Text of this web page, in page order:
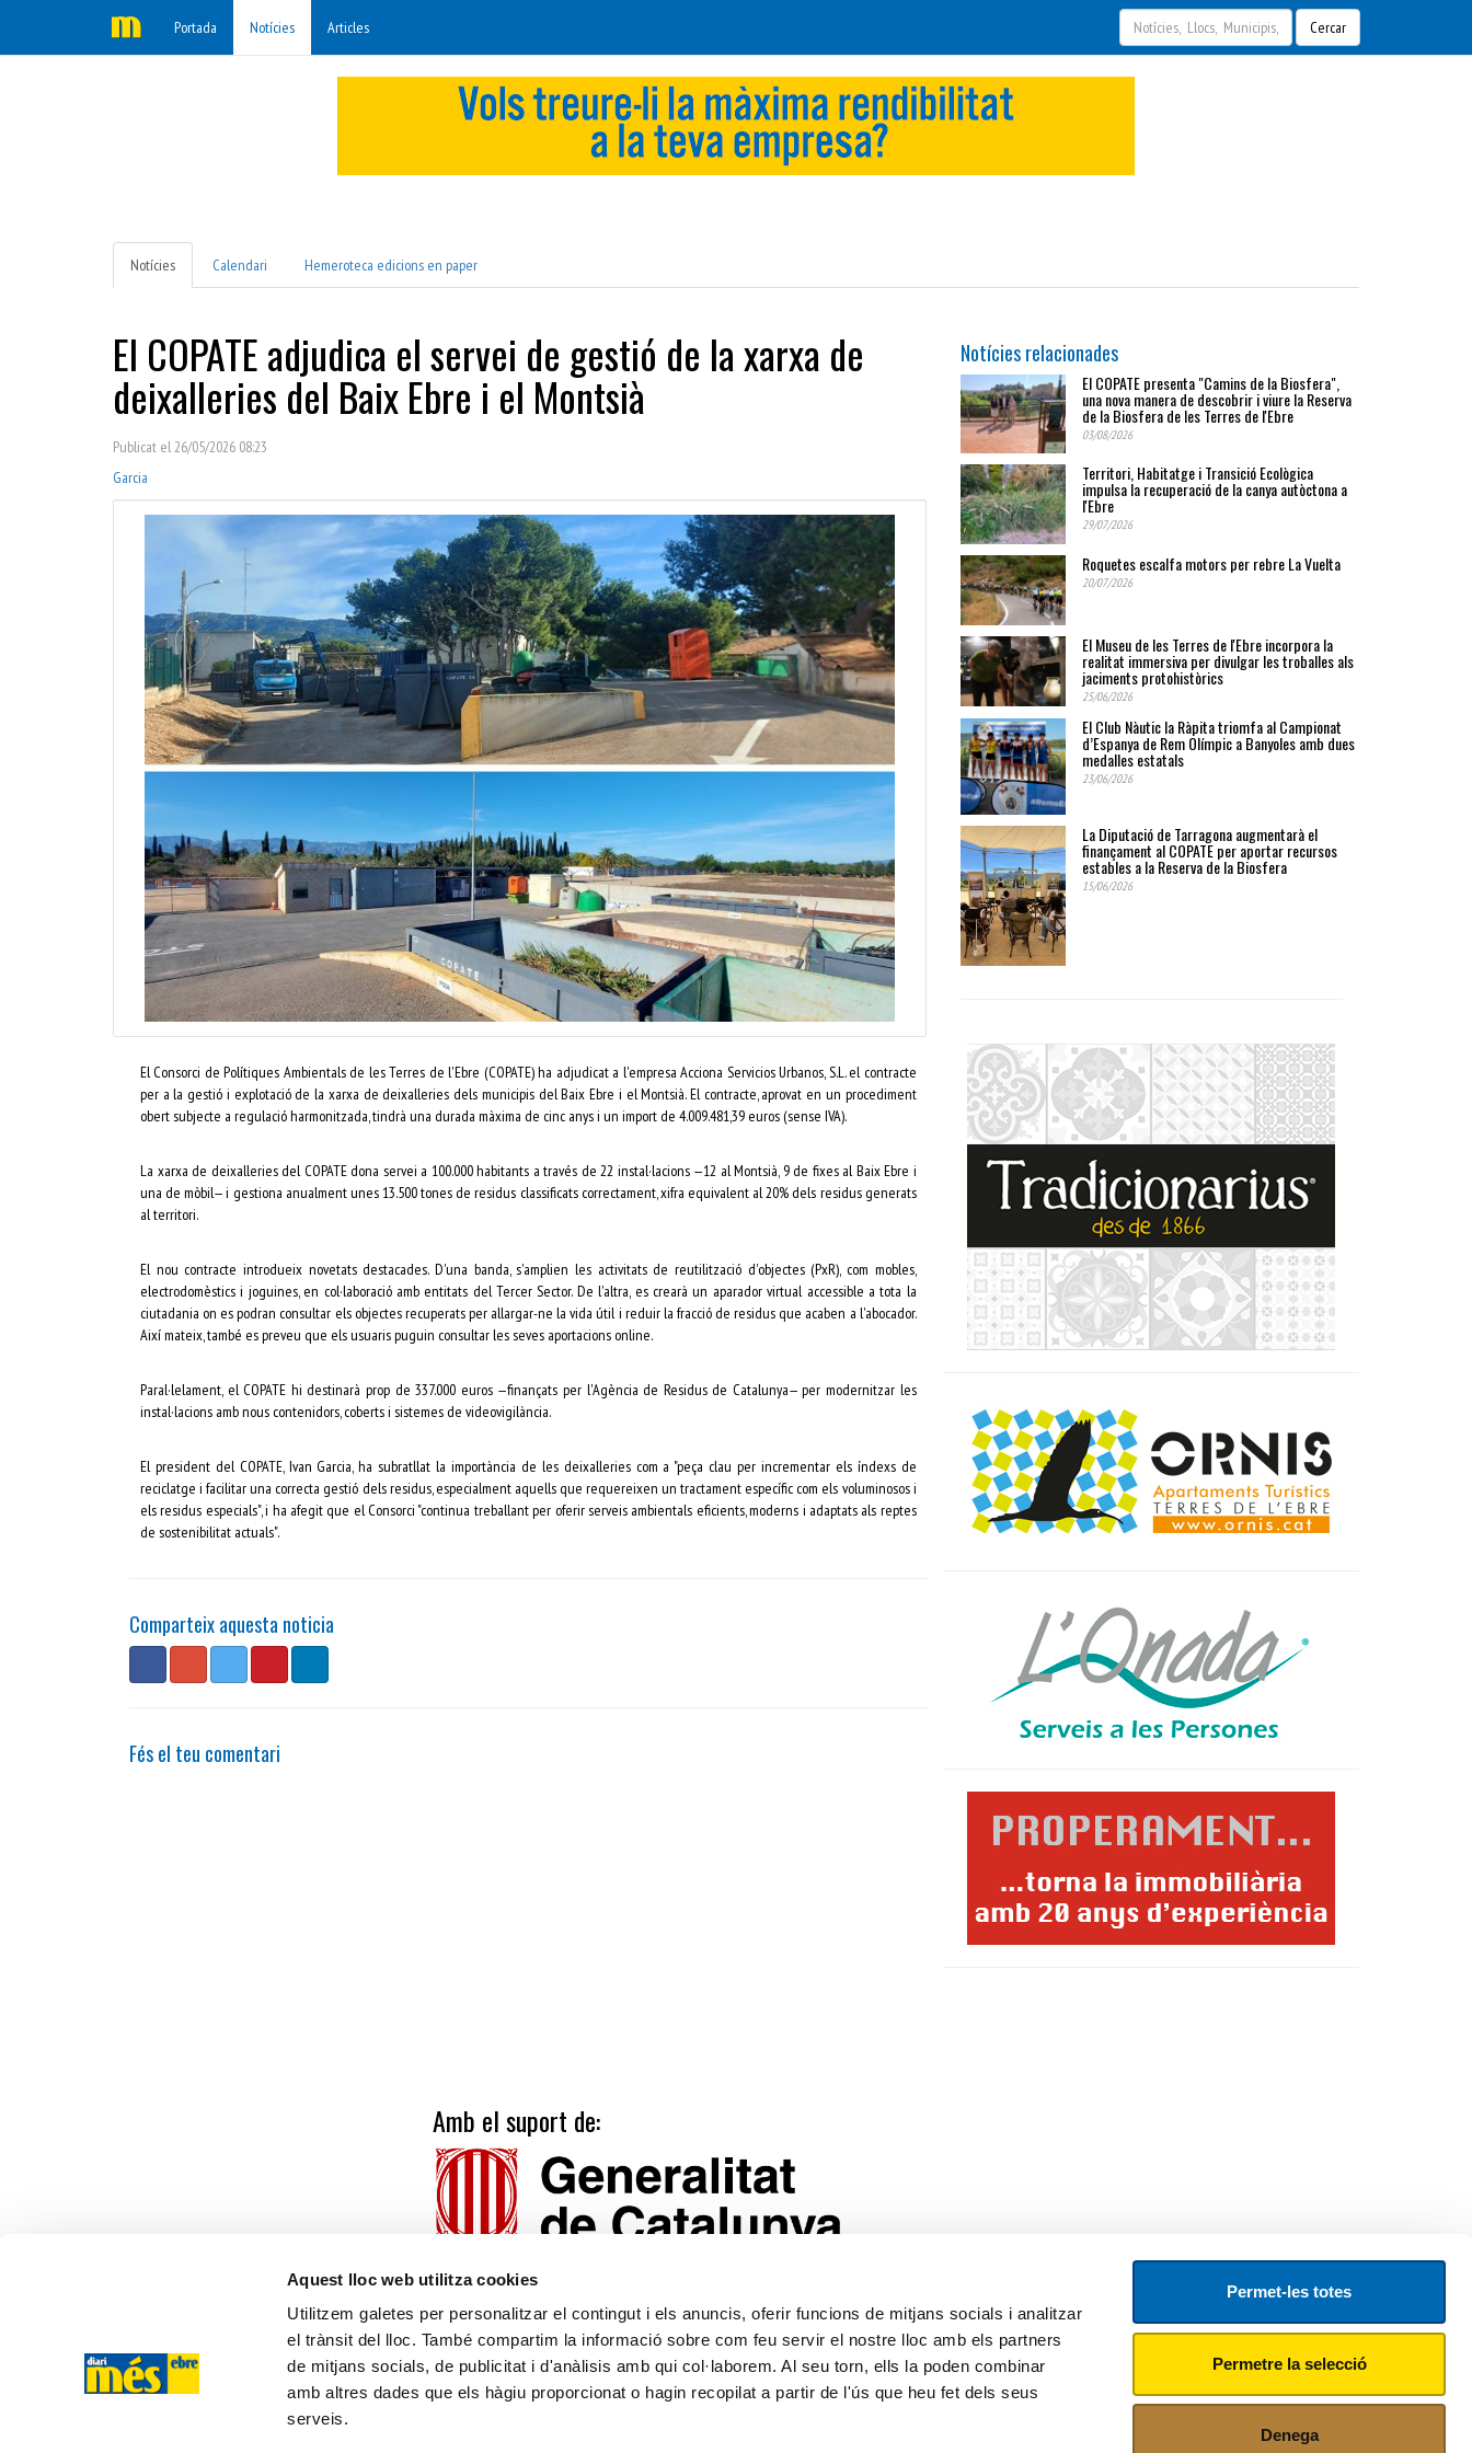
Aquest lloc web utilitza cookies
Utilitzem galetes per personalitzar el contingut i els anuncis, oferir funcions de mitjans socials i analitzar
el trànsit del lloc. També compartim la informació sobre com feu servir el nostre lloc amb els partners
de mitjans socials, de publicitat i d'anàlisis amb qui col·laborem. Al seu torn, ells la poden combinar
amb altres dades que els hàgiu proporcionat o hagin recopilat a partir de l'ús que heu fet dels seus
serveis.
Permet-les totes
Permetre la selecció
Denega
Portada Notícies Articles Cercar
Notícies Calendari Hemeroteca edicions en paper
El COPATE adjudica el servei de gestió de la xarxa de
deixalleries del Baix Ebre i el Montsià
Publicat el 26/05/2026 08:23
Garcia
El Consorci de Polítiques Ambientals de les Terres de l'Ebre (COPATE) ha adjudicat a l'empresa Acciona Servicios Urbanos, S.L. el contracte
per a la gestió i explotació de la xarxa de deixalleries dels municipis del Baix Ebre i el Montsià. El contracte, aprovat en un procediment
obert subjecte a regulació harmonitzada, tindrà una durada màxima de cinc anys i un import de 4.009.481,39 euros (sense IVA).
La xarxa de deixalleries del COPATE dona servei a 100.000 habitants a través de 22 instal·lacions —12 al Montsià, 9 de fixes al Baix Ebre i
una de mòbil— i gestiona anualment unes 13.500 tones de residus classificats correctament, xifra equivalent al 20% dels residus generats
al territori.
El nou contracte introdueix novetats destacades. D'una banda, s'amplien les activitats de reutilització d'objectes (PxR), com mobles,
electrodomèstics i joguines, en col·laboració amb entitats del Tercer Sector. De l'altra, es crearà un aparador virtual accessible a tota la
ciutadania on es podran consultar els objectes recuperats per allargar-ne la vida útil i reduir la fracció de residus que acaben a l'abocador.
Així mateix, també es preveu que els usuaris puguin consultar les seves aportacions online.
Paral·lelament, el COPATE hi destinarà prop de 337.000 euros —finançats per l'Agència de Residus de Catalunya— per modernitzar les
instal·lacions amb nous contenidors, coberts i sistemes de videovigilància.
El president del COPATE, Ivan Garcia, ha subratllat la importància de les deixalleries com a "peça clau per incrementar els índexs de
reciclatge i facilitar una correcta gestió dels residus, especialment aquells que requereixen un tractament específic com els voluminosos i
els residus especials", i ha afegit que el Consorci "continua treballant per oferir serveis ambientals eficients, moderns i adaptats als reptes
de sostenibilitat actuals".
Comparteix aquesta noticia
Fés el teu comentari
Notícies relacionades
El COPATE presenta "Camins de la Biosfera",
una nova manera de descobrir i viure la Reserva
de la Biosfera de les Terres de l'Ebre
03/08/2026
Territori, Habitatge i Transició Ecològica
impulsa la recuperació de la canya autòctona a
l'Ebre
29/07/2026
Roquetes escalfa motors per rebre La Vuelta
20/07/2026
El Museu de les Terres de l'Ebre incorpora la
realitat immersiva per divulgar les troballes als
jaciments protohistòrics
25/06/2026
El Club Nàutic la Ràpita triomfa al Campionat
d’Espanya de Rem Olímpic a Banyoles amb dues
medalles estatals
23/06/2026
La Diputació de Tarragona augmentarà el
finançament al COPATE per aportar recursos
estables a la Reserva de la Biosfera
15/06/2026
Amb el suport de:
més ebre
C/ Cervantes, 13, 43500 - Tortosa (TARRAGONA)
Tarifes
Calendari publicacions